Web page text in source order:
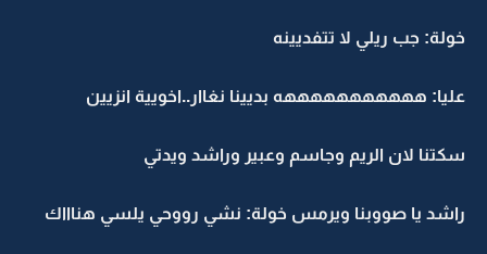
خولة: جب ريلي لا تتفديينه
عليا: هههههههههههه بديينا نغاار..اخويية انزيين
سكتنا لان الريم وجاسم وعبير وراشد ويدتي
راشد يا صووبنا ويرمس خولة: نشي رووحي يلسي هناااك